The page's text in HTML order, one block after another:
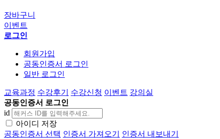
장바구니
이벤트
로그인
회원가입
공동인증서 로그인
일반 로그인
교육과정 수강후기 수강신청 이벤트 강의실
공동인증서 로그인
id
아이디 저장
공동인증서 선택 인증서 가져오기
인증서 내보내기